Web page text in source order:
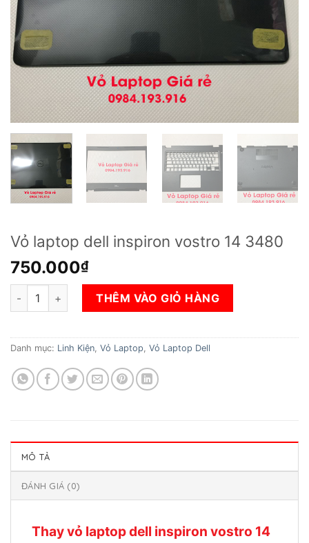
Vỏ laptop dell inspiron vostro 14 3480
750.000₫
Vỏ laptop dell inspiron vostro 14 3480 số lượng
THÊM VÀO GIỎ HÀNG
Danh mục: Linh Kiện, Vỏ Laptop, Vỏ Laptop Dell
MÔ TẢ
ĐÁNH GIÁ (0)
Thay vỏ laptop dell inspiron vostro 14